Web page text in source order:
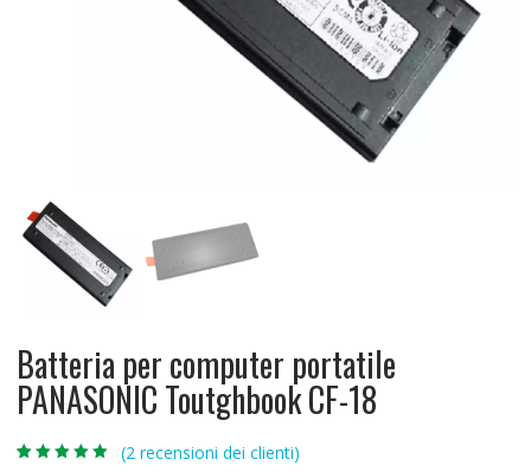
Batteria per computer portatile
PANASONIC Toutghbook CF-18
(2 recensioni dei clienti)